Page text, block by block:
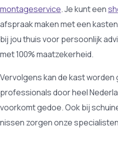
montageservice. Je kunt een
afspraak maken met een
bij jou thuis voor persoonlijk
met 100% maatzekerheid.
Vervolgens kan de kast
professionals door heel
voorkomt gedoe. Ook bij
nissen zorgen onze